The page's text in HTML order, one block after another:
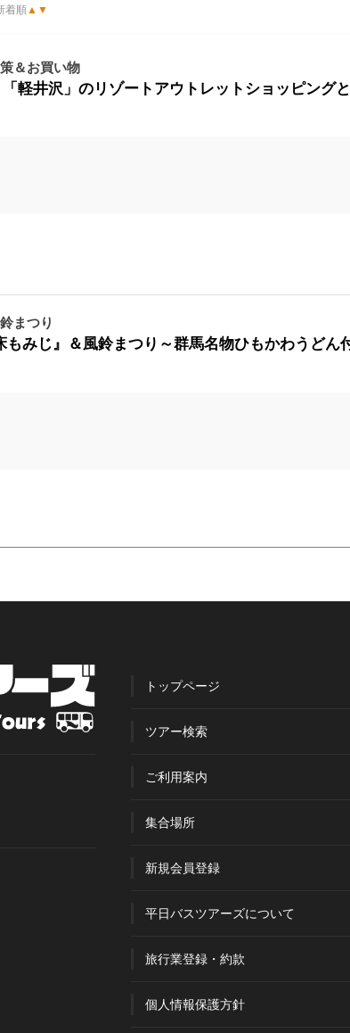
着順▲ ▼
＆お買い物
軽井沢」のリゾートアウトレットショッピング
まつり
みじ』＆風鈴まつり～群馬名物ひもかわうどん
トップページ
ツアー検索
ご利用案内
集合場所
新規会員登録
平日バスツアーズについて
旅行業登録・約款
個人情報保護方針